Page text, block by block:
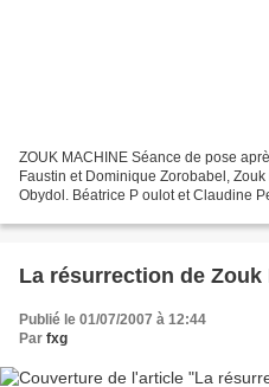
ZOUK MACHINE Séance de pose
Faustin et Dominique Zorobabel,
Obydol. Béatrice P oulot et Claudine
La résurrection de Zouk
Publié le 01/07/2007 à 12:44
Par fxg